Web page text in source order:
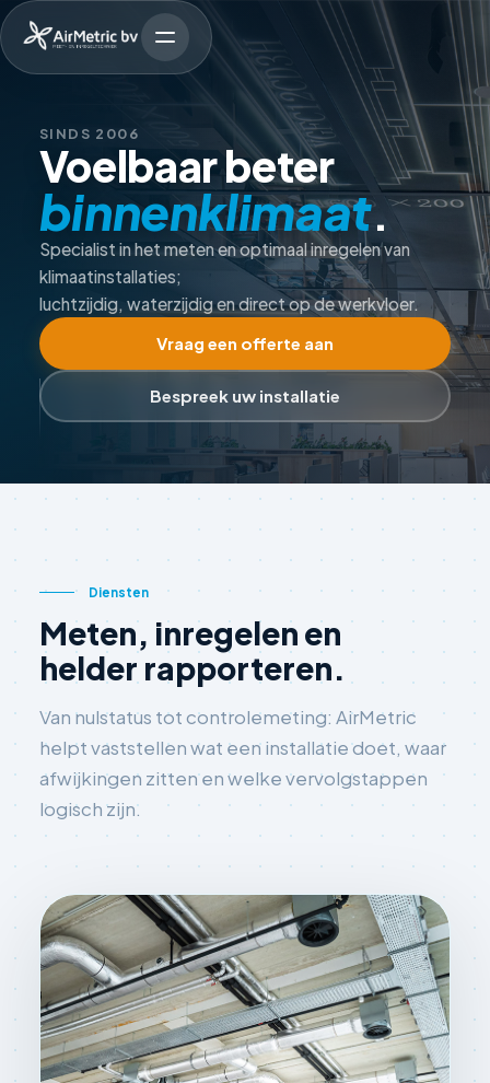
SINDS 2006
Voelbaar beter
binnenklimaat.
Specialist in het meten en optimaal inregelen van
klimaatinstallaties;
luchtzijdig, waterzijdig en direct op de werkvloer.
Vraag een offerte aan
Bespreek uw installatie
Diensten
Meten, inregelen en
helder rapporteren.
Van nulstatus tot controlemeting: AirMetric
helpt vaststellen wat een installatie doet, waar
afwijkingen zitten en welke vervolgstappen
logisch zijn.